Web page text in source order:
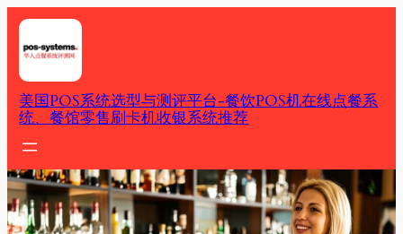
Skip
content
美国POS系统选型与测评平台-餐饮POS机在线点餐系
统、餐馆零售刷卡机收银系统推荐